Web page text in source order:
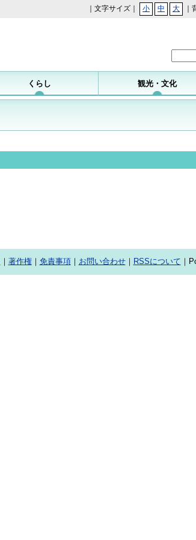
｜文字サイズ｜ 小 中 大 ｜
くらし 観光・文化
｜ 著作権｜ 免責事項｜ お問い合わせ｜ RSSについて ｜